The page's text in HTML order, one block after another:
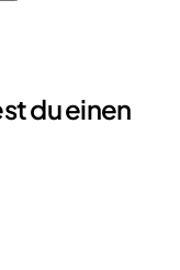
du einen